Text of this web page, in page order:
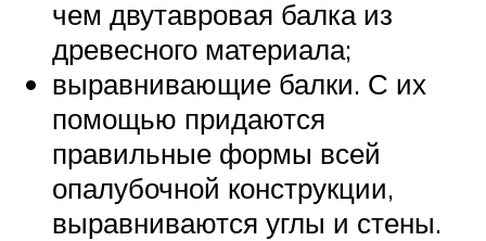
чем двутавровая балка из
древесного материала;
выравнивающие балки. С их
помощью придаются
правильные формы всей
опалубочной конструкции,
выравниваются углы и стены.